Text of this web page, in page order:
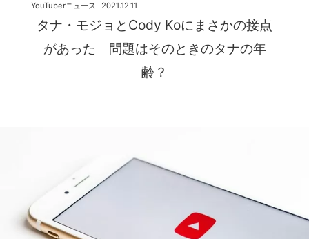
タナ・モジョとCody Koにまさかの接点
があった 問題はそのときのタナの年
齢？
2021.12.11
YouTuberニュース